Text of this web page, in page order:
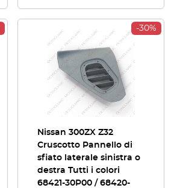
-30%
Nissan 300ZX Z32
Cruscotto Pannello di
sfiato laterale sinistra o
destra Tutti i colori
68421-30P00 / 68420-